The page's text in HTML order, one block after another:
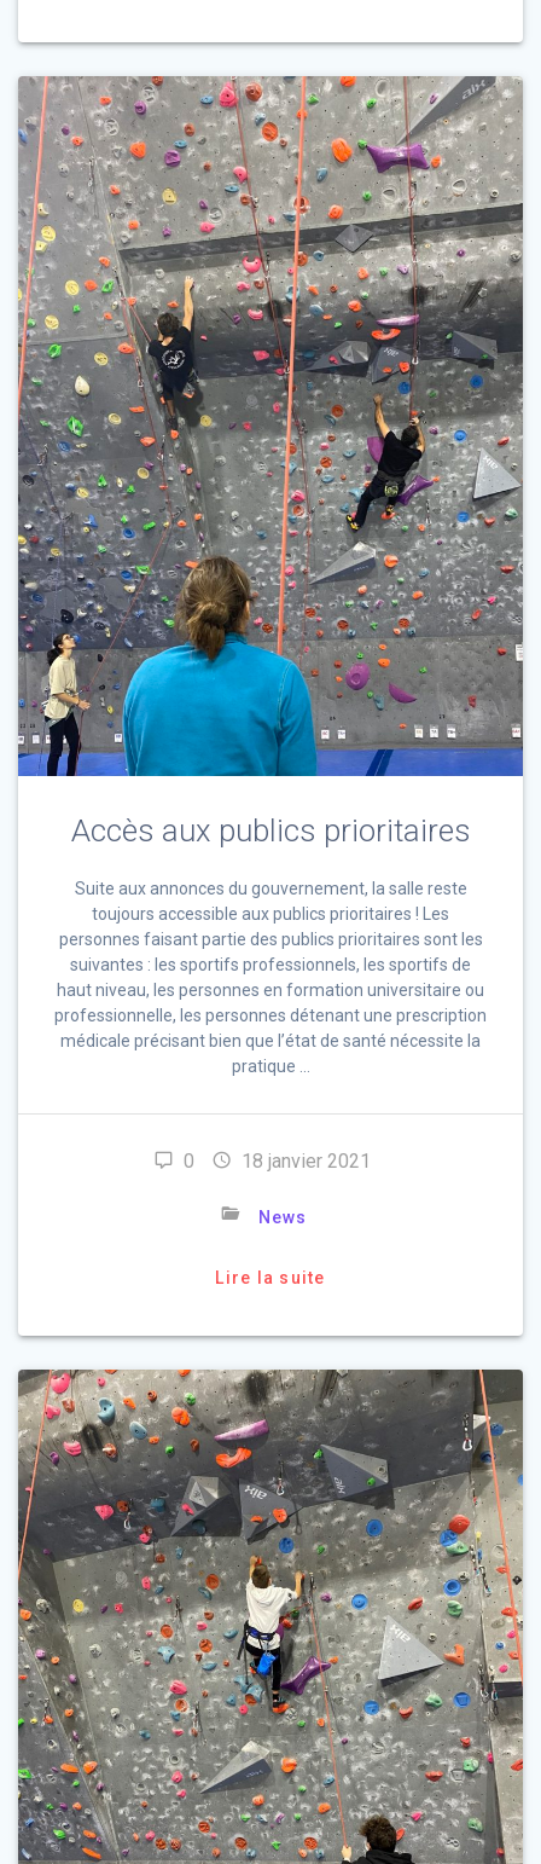
Accès aux publics prioritaires
Suite aux annonces du gouvernement, la salle reste
toujours accessible aux publics prioritaires ! Les
personnes faisant partie des publics prioritaires sont les
suivantes : les sportifs professionnels, les sportifs de
haut niveau, les personnes en formation universitaire ou
professionnelle, les personnes détenant une prescription
médicale précisant bien que l’état de santé nécessite la
pratique …
0 18 janvier 2021
News
Lire la suite